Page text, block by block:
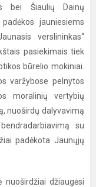
bei Šiaulių Dainų
jauniesiems
verslininkas“
pasiekimais tiek
būrelio mokiniai.
varžybose pelnytos
moralinių vertybių
nuoširdų dalyvavimą
su
padėkota Jaunųjų
nuoširdžiai džiaugėsi